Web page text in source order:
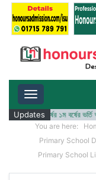
Toggle
Updates
২৬ শিক্ষাবর্ষের ১ম বর্ষের ভর্তি
You are here:
Primary School
Primary School